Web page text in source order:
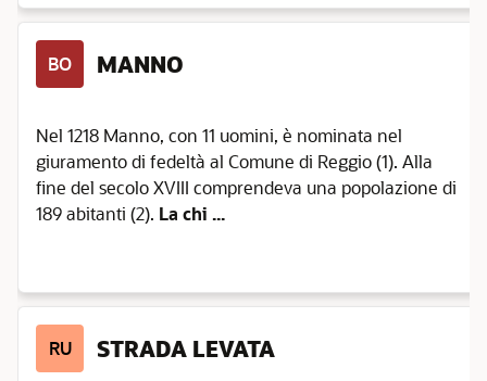
BO MANNO
Nel 1218 Manno, con 11 uomini, è nominata nel
giuramento di fedeltà al Comune di Reggio (1). Alla
fine del secolo XVIII comprendeva una popolazione di
189 abitanti (2). La chi ...
RU STRADA LEVATA
Vetto
Vezzano
Sul
Crostolo
Villa
Minozzo